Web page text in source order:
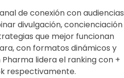
de conexión con audiencias
divulgación, concienciación
que mejor funcionan
con formatos dinámicos y
lidera el ranking con +
respectivamente.